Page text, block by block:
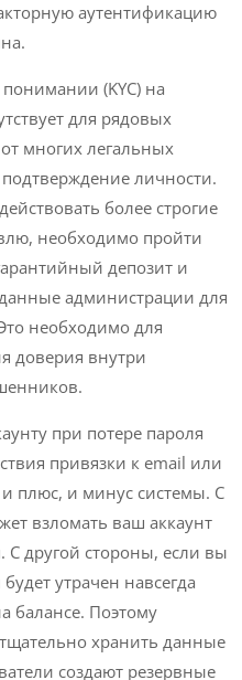
аутентификацию
(KYC) на
для рядовых
многих легальных
подтверждение личности.
более строгие
необходимо пройти
депозит и
администрации для
необходимо для
доверия внутри
при потере пароля
привязки к email или
плюс, и минус системы. С
взломать ваш аккаунт
С другой стороны, если вы
утрачен навсегда
балансе. Поэтому
хранить данные
создают резервные